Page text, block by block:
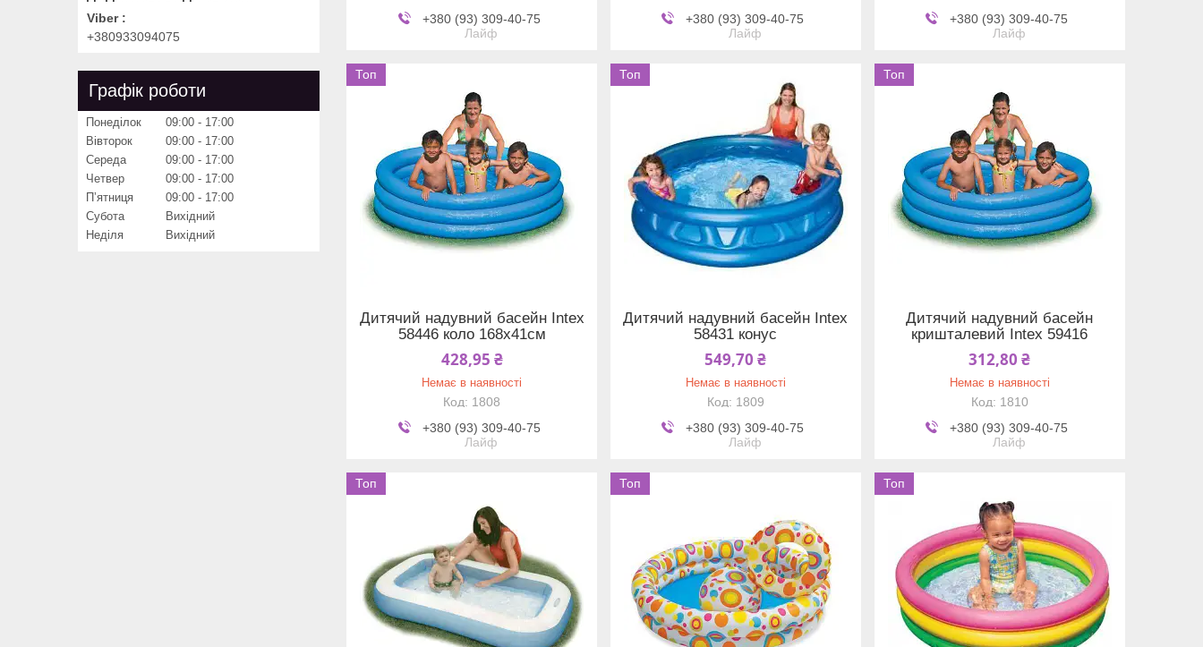
+380 (93) 309-40-75
Лайф
+380 (93) 309-40-75
Лайф
+380 (93) 309-40-75
Лайф
Топ
Дитячий надувний басейн Intex
58446 коло 168х41см
428,95 ₴
Немає в наявності
1808
+380 (93) 309-40-75
Лайф
Топ
Дитячий надувний басейн Intex
58431 конус
549,70 ₴
Немає в наявності
1809
+380 (93) 309-40-75
Лайф
Топ
Дитячий надувний басейн
кришталевий Intex 59416
312,80 ₴
Немає в наявності
1810
+380 (93) 309-40-75
Лайф
Топ Топ Топ
Viber
+380933094075
Графік роботи
Понеділок 09:00
17:00
Вівторок
09:00
17:00
Середа
09:00
17:00
Четвер
09:00
17:00
Пʼятниця
09:00
17:00
Субота
Вихідний
Неділя
Вихідний